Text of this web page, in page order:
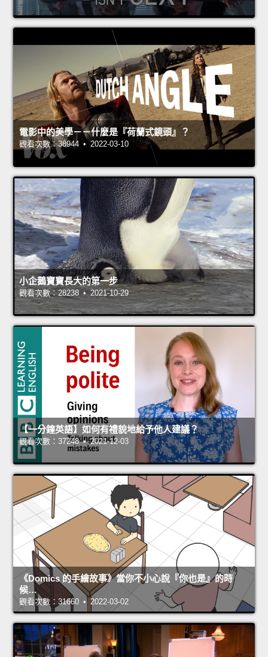
電影中的美學－－什麼是『荷蘭式鏡頭』？
觀看次數：38944 • 2022-03-10
小企鵝寶寶長大的第一步
觀看次數：28238 • 2021-10-29
【一分鐘英語】如何有禮貌地給予他人建議？
觀看次數：37248 • 2021-12-03
《Domics 的手繪故事》當你不小心說『你也是』的時
候…
觀看次數：31660 • 2022-03-02